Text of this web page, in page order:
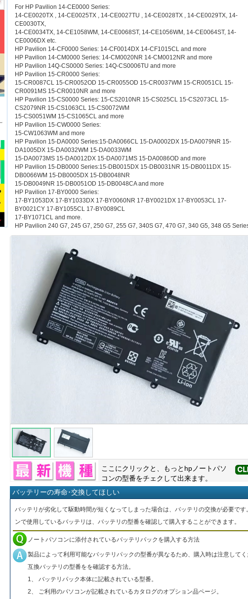
For HP Pavilion 14-CE0000 Series:
14-CE0020TX , 14-CE0025TX , 14-CE0027TU , 14-CE0028TX , 14-CE0029TX, 14-
CE0030TX,
14-CE0034TX, 14-CE1058WM, 14-CE0068ST, 14-CE1056WM, 14-CE0064ST, 14-
CE0006DX etc.
HP Pavilion 14-CF0000 Series: 14-CF0014DX 14-CF1015CL and more
HP Pavilion 14-CM0000 Series: 14-CM0020NR 14-CM0012NR and more
HP Pavilion 14Q-CS0000 Series: 14Q-CS0006TU and more
HP Pavilion 15-CR0000 Series:
15-CR0087CL 15-CR0052OD 15-CR0055OD 15-CR0037WM 15-CR0051CL 15-
CR0091MS 15-CR0010NR and more
HP Pavilion 15-CS0000 Series: 15-CS2010NR 15-CS025CL 15-CS2073CL 15-
CS2079NR 15-CS1063CL 15-CS0072WM
15-CS0051WM 15-CS1065CL and more
HP Pavilion 15-CW0000 Series:
15-CW1063WM and more
HP Pavilion 15-DA0000 Series:15-DA0066CL 15-DA0002DX 15-DA0079NR 15-
DA1005DX 15-DA0032WM 15-DA0033WM
15-DA0073MS 15-DA0012DX 15-DA0071MS 15-DA0086OD and more
HP Pavilion 15-DB0000 Series:15-DB0015DX 15-DB0031NR 15-DB0011DX 15-
DB0066WM 15-DB0005DX 15-DB0048NR
15-DB0049NR 15-DB0051OD 15-DB0048CA and more
HP Pavilion 17-BY0000 Series:
17-BY1053DX 17-BY1033DX 17-BY0060NR 17-BY0021DX 17-BY0053CL 17-
BY0021CY 17-BY1055CL 17-BY0089CL
17-BY1071CL and more.
HP Pavilion 240 G7, 245 G7, 250 G7, 255 G7, 340S G7, 470 G7, 340 G5, 348 G5
ここにクリックと、もっと hpノートパソ
コンの型番をチェクして出来ます。
バッテリーの寿命･交換してほしい
バッテリが劣化して駆動時間が短くなってしまった場合は、バッテリの交換が必要です
ンで使用しているバッテリは、バッテリの型番を確認して購入することができます。
ノートパソコンに添付されているバッテリパックを購入する方法
製品によって利用可能なバッテリパックの型番が異なるため、購入時は注意してく
互換バッテリの型番をを確認する方法。
1、 バッテリパック本体に記載されている型番。
2、 ご利用のパソコンが記載されているカタログのオプション品ページ。